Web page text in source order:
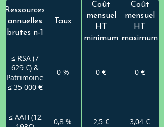
Ressources
annuelles
brutes n-1
Taux
Coût
mensuel
HT
minimum
Coût
mensuel
HT
maximum
≤ RSA (7
629 €) &
Patrimoine
≤ 35 000 €
0 % 0 € 0 €
≤ AAH (12
0,8 % 2,5 € 3,04 €